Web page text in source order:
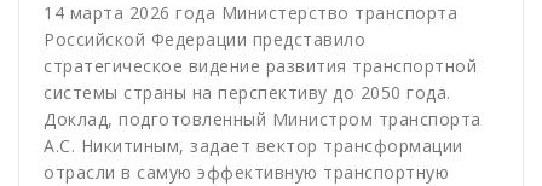
14 марта 2026 года Министерство транспорта
Российской Федерации представило
стратегическое видение развития транспортной
системы страны на перспективу до 2050 года.
Доклад, подготовленный Министром транспорта
А.С. Никитиным, задает вектор трансформации
отрасли в самую эффективную транспортную